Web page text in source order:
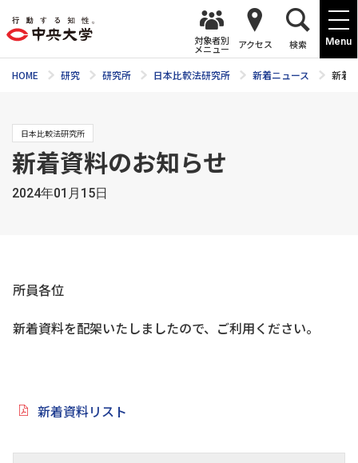
Menu
対象者別
メニュー アクセス 検索
HOME 研究 研究所 日本比較法研究所 新着ニュース 新着
日本比較法研究所
新着資料のお知らせ
2024年01月15日
所員各位
新着資料を配架いたしましたので、ご利用ください。
新着資料リスト